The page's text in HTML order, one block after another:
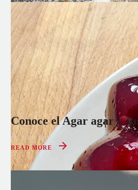
Conoce el Agar agar y
01 JUN 2021
READ MORE